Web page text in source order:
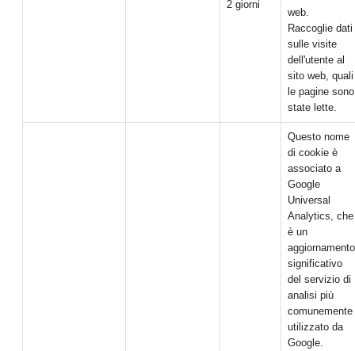
2 giorni
web.
Raccoglie dati
sulle visite
dell'utente al
sito web, quali
le pagine sono
state lette.
Questo nome
di cookie è
associato a
Google
Universal
Analytics, che
è un
aggiornamento
significativo
del servizio di
analisi più
comunemente
utilizzato da
Google.